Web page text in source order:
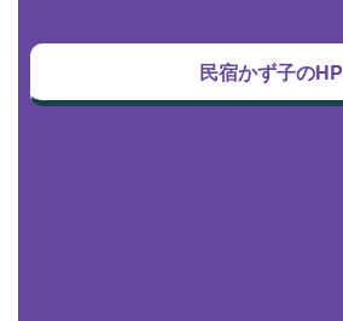
民宿かず子のHP